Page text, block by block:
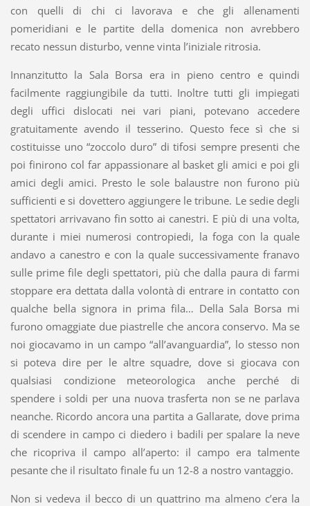
con quelli di chi ci lavorava e che gli allenamenti
pomeridiani e le partite della domenica non avrebbero
recato nessun disturbo, venne vinta l’iniziale ritrosia.
Innanzitutto la Sala Borsa era in pieno centro e quindi
facilmente raggiungibile da tutti. Inoltre tutti gli impiegati
degli uffici dislocati nei vari piani, potevano accedere
gratuitamente avendo il tesserino. Questo fece sì che si
costituisse uno “zoccolo duro” di tifosi sempre presenti che
poi finirono col far appassionare al basket gli amici e poi gli
amici degli amici. Presto le sole balaustre non furono più
sufficienti e si dovettero aggiungere le tribune. Le sedie degli
spettatori arrivavano fin sotto ai canestri. E più di una volta,
durante i miei numerosi contropiedi, la foga con la quale
andavo a canestro e con la quale successivamente franavo
sulle prime file degli spettatori, più che dalla paura di farmi
stoppare era dettata dalla volontà di entrare in contatto con
qualche bella signora in prima fila… Della Sala Borsa mi
furono omaggiate due piastrelle che ancora conservo. Ma se
noi giocavamo in un campo “all’avanguardia”, lo stesso non
si poteva dire per le altre squadre, dove si giocava con
qualsiasi condizione meteorologica anche perché di
spendere i soldi per una nuova trasferta non se ne parlava
neanche. Ricordo ancora una partita a Gallarate, dove prima
di scendere in campo ci diedero i badili per spalare la neve
che ricopriva il campo all’aperto: il campo era talmente
pesante che il risultato finale fu un 12-8 a nostro vantaggio.
Non si vedeva il becco di un quattrino ma almeno c’era la